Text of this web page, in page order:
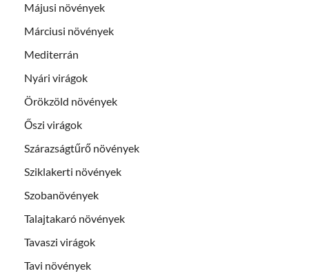
Májusi növények
Márciusi növények
Mediterrán
Nyári virágok
Örökzöld növények
Őszi virágok
Szárazságtűrő növények
Sziklakerti növények
Szobanövények
Talajtakaró növények
Tavaszi virágok
Tavi növények